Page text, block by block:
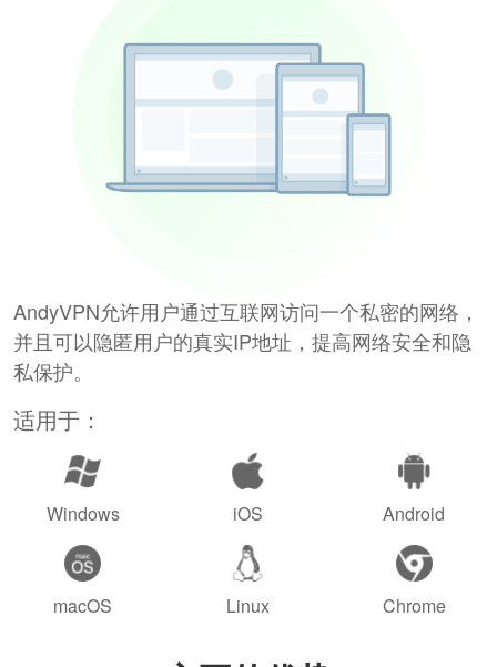
AndyVPN允许用户通过互联网访问一个私密的网络，
并且可以隐匿用户的真实IP地址，提高网络安全和隐
私保护。
适用于：
Windows iOS Android
macOS Linux Chrome